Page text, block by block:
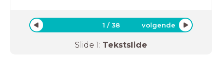
1 /38 volgende
Slide 1: Tekstslide